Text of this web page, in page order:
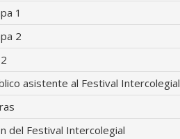
1
2
asistente al Festival Intercolegial
del Festival Intercolegial